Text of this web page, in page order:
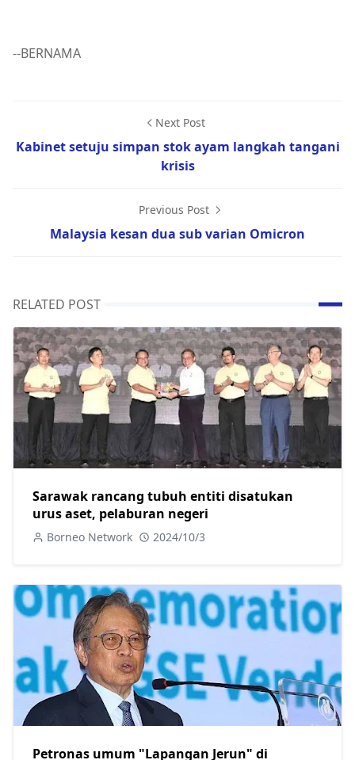
--BERNAMA
Next Post
Kabinet setuju simpan stok ayam langkah tangani
krisis
Previous Post
Malaysia kesan dua sub varian Omicron
RELATED POST
Sarawak rancang tubuh entiti disatukan
urus aset, pelaburan negeri
Borneo Network 2024/10/3
Petronas umum "Lapangan Jerun" di